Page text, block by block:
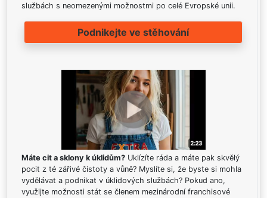
službách s neomezenými možnostmi po celé Evropské unii.
Podnikejte ve stěhování
Máte cit a sklony k úklidům? Uklízíte ráda a máte pak skvělý
pocit z té zářivé čistoty a vůně? Myslíte si, že byste si mohla
vydělávat a podnikat v úklidových službách? Pokud ano,
využijte možnosti stát se členem mezinárodní franchisové